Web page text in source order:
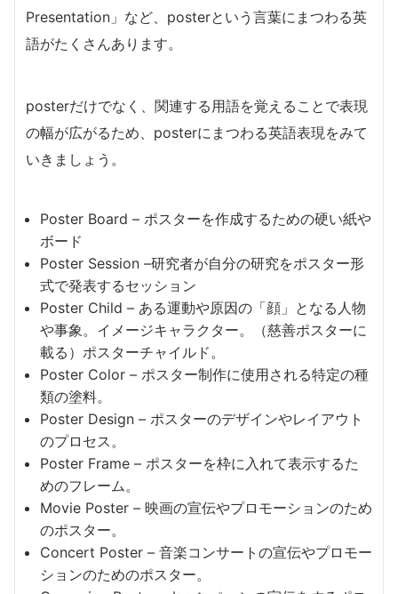
Presentation」など、posterという言葉にまつわる英
語がたくさんあります。
posterだけでなく、関連する用語を覚えることで表現
の幅が広がるため、posterにまつわる英語表現をみて
いきましょう。
Poster Board – ポスターを作成するための硬い紙や
ボード
Poster Session –研究者が自分の研究をポスター形
式で発表するセッション
Poster Child – ある運動や原因の「顔」となる人物
や事象。イメージキャラクター。（慈善ポスターに
載る）ポスターチャイルド。
Poster Color – ポスター制作に使用される特定の種
類の塗料。
Poster Design – ポスターのデザインやレイアウト
のプロセス。
Poster Frame – ポスターを枠に入れて表示するた
めのフレーム。
Movie Poster – 映画の宣伝やプロモーションのため
のポスター。
Concert Poster – 音楽コンサートの宣伝やプロモー
ションのためのポスター。